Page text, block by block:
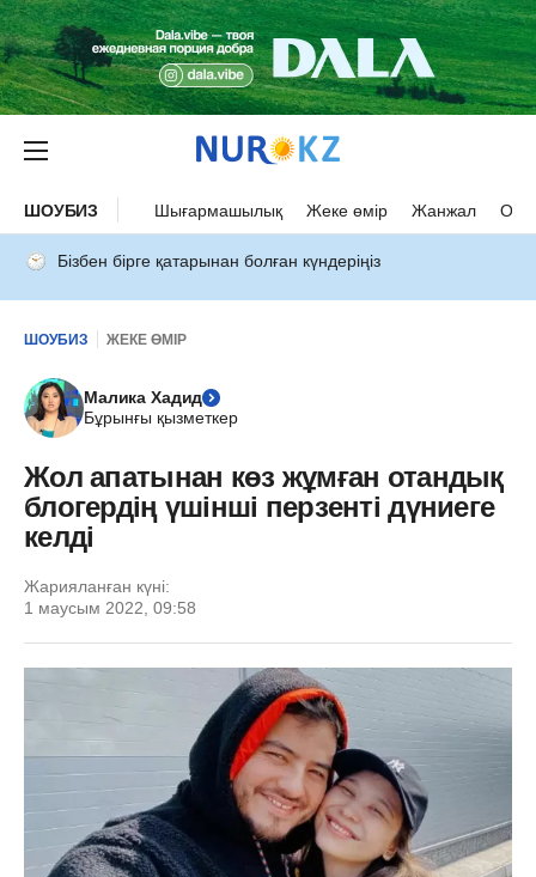
ШОУБИЗ Шығармашылық Жеке өмір Жанжал
Бізбен бірге қатарынан болған күндеріңіз
ШОУБИЗ ЖЕКЕ ӨМІР
Малика Хадид
Бұрынғы қызметкер
Жол апатынан көз жұмған отандық
блогердің үшінші перзенті дүниеге
келді
Жарияланған күні:
1 маусым 2022, 09:58